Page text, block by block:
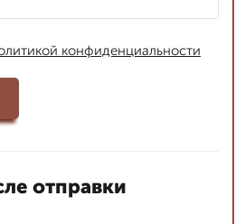
конфиденциальности
отправки